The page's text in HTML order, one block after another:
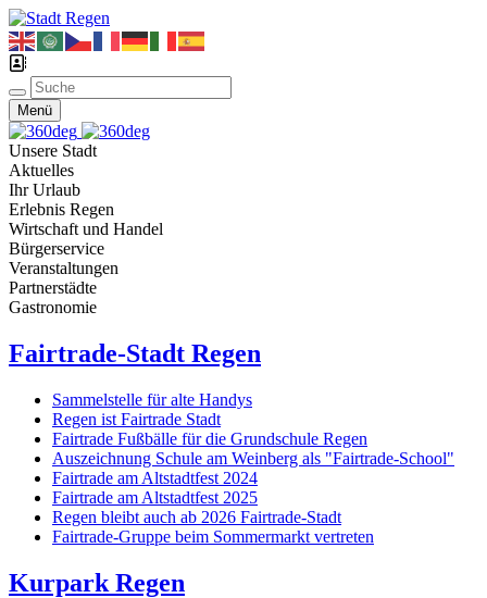
Menü
Unsere Stadt
Aktuelles
Ihr Urlaub
Erlebnis Regen
Wirtschaft und Handel
Bürgerservice
Veranstaltungen
Partnerstädte
Gastronomie
Fairtrade-Stadt Regen
Sammelstelle für alte Handys
Regen ist Fairtrade Stadt
Fairtrade Fußbälle für die Grundschule Regen
Auszeichnung Schule am Weinberg als "Fairtrade-School"
Fairtrade am Altstadtfest 2024
Fairtrade am Altstadtfest 2025
Regen bleibt auch ab 2026 Fairtrade-Stadt
Fairtrade-Gruppe beim Sommermarkt vertreten
Kurpark Regen